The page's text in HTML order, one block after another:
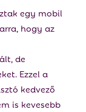
egy mobil
hogy az
de
Ezzel a
kedvező
is kevesebb